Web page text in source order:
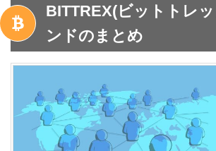
BITTREX(ビットトレ
ンドのまとめ